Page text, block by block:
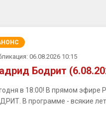
06.08.2026 10:15
Бодрит
в 18:00! В прямом
В программе - всякие